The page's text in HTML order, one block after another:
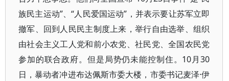
族民主运动”、“人民爱国运动”，并表示要让苏军立即
撤军、回到人民民主制度上来，举行自由选举、组织
由社会主义工人党和前小农党、社民党、全国农民党
参加的联合政府。但是局势仍未能控制住。10月30
日，暴动者冲进布达佩斯市委大楼，市委书记麦泽·伊